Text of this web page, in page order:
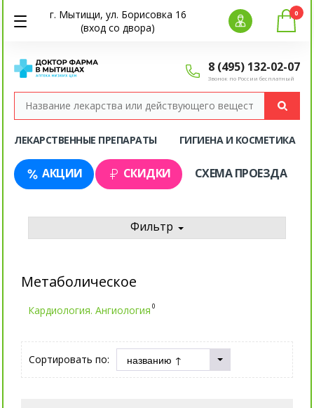
г. Мытищи, ул. Борисовка 16
(вход со двора)
8 (495) 132-02-07
Звонок по России бесплатный
0
ЛЕКАРСТВЕННЫЕ ПРЕПАРАТЫ ГИГИЕНА И КОСМЕТИКА
АКЦИИ СКИДКИ СХЕМА ПРОЕЗДА
Фильтр
Метаболическое
Кардиология. Ангиология 0
Сортировать по: